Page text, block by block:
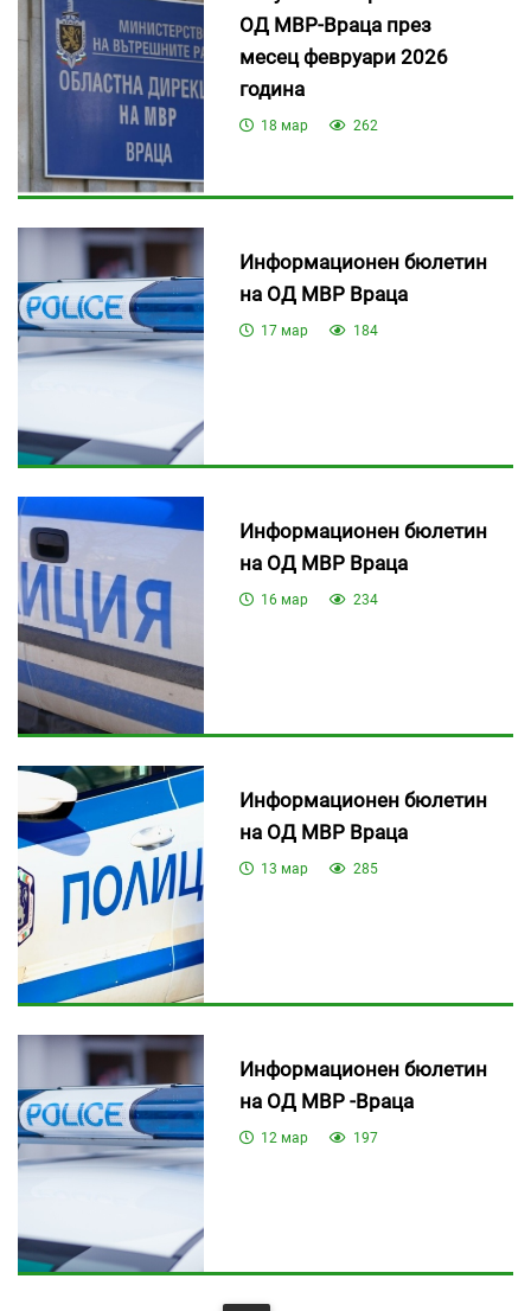
ОД МВР-Враца през
месец февруари 2026
година
18 мар 262
Информационен бюлетин
на ОД МВР Враца
17 мар 184
Информационен бюлетин
на ОД МВР Враца
16 мар 234
Информационен бюлетин
на ОД МВР Враца
13 мар 285
Информационен бюлетин
на ОД МВР -Враца
12 мар 197